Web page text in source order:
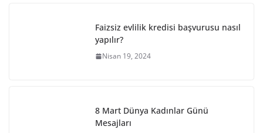
Faizsiz evlilik kredisi başvurusu nasıl
yapılır?
Nisan 19, 2024
8 Mart Dünya Kadınlar Günü
Mesajları